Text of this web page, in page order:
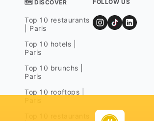
🗺 DISCOVER
Top 10 restaurants
| Paris
Top 10 hotels |
Paris
Top 10 brunchs |
Paris
Top 10 rooftops |
FOLLOW US